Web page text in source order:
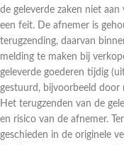
de geleverde zaken niet
een feit. De afnemer is
terugzending, daarvan
melding te maken bij
geleverde goederen tijdig
gestuurd, bijvoorbeeld door
Het terugzenden van de
en risico van de afnemer.
geschieden in de originele